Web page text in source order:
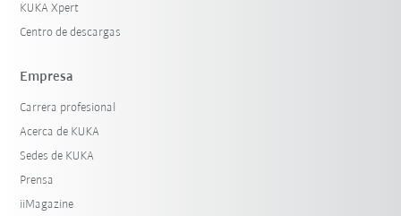
KUKA Xpert
Centro de descargas
Empresa
Carrera profesional
Acerca de KUKA
Sedes de KUKA
Prensa
iiMagazine